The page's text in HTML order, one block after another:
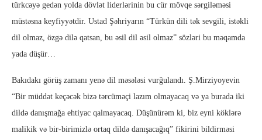
türkcəyə gedən yolda dövlət liderlərinin bu cür mövqe sərgiləməsi
müstəsna keyfiyyətdir. Ustad Şəhriyarın “Türkün dili tək sevgili, istəkli
dil olmaz, özgə dilə qatsan, bu əsil dil əsil olmaz” sözləri bu məqamda
yada düşür…
Bakıdakı görüş zamanı yenə dil məsələsi vurğulandı. Ş.Mirziyoyevin
“Bir müddət keçəcək bizə tərcüməçi lazım olmayacaq və ya burada iki
dildə danışmağa ehtiyac qalmayacaq. Düşünürəm ki, biz eyni köklərə
malikik və bir-birimizlə ortaq dildə danışacağıq” fikirini bildirməsi